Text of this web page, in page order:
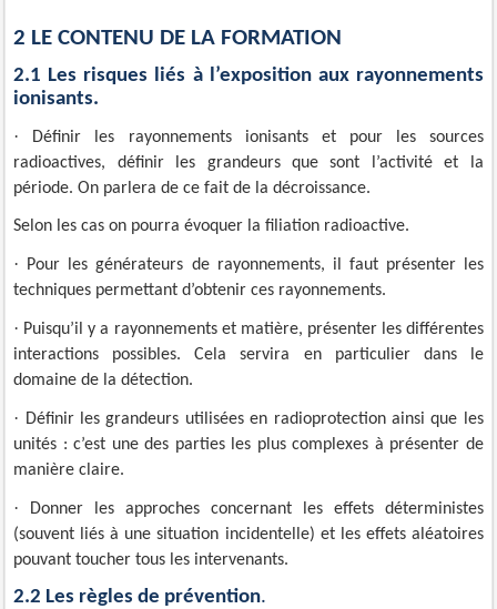
2 LE CONTENU DE LA FORMATION
2.1 Les risques liés à l’exposition aux rayonnements
ionisants.
·
Définir les rayonnements ionisants et pour les sources
radioactives, définir les grandeurs que sont l’activité et la
période. On parlera de ce fait de la décroissance.
Selon les cas on pourra évoquer la filiation radioactive.
·
Pour les générateurs de rayonnements, il faut présenter les
techniques permettant d’obtenir ces rayonnements.
· Puisqu’il y a rayonnements et matière, présenter les différentes
interactions possibles. Cela servira en particulier dans le
domaine de la détection.
· Définir les grandeurs utilisées en radioprotection ainsi que les
unités : c’est une des parties les plus complexes à présenter de
manière claire.
·
Donner les approches concernant les effets déterministes
(souvent liés à une situation incidentelle) et les effets aléatoires
pouvant toucher tous les intervenants.
2.2 Les règles de prévention.